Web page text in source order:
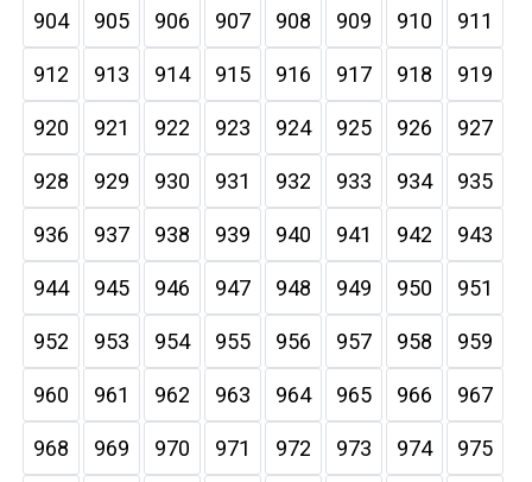
904 905 906 907 908 909 910 911
912 913 914 915 916 917 918 919
920 921 922 923 924 925 926 927
928 929 930 931 932 933 934 935
936 937 938 939 940 941 942 943
944 945 946 947 948 949 950 951
952 953 954 955 956 957 958 959
960 961 962 963 964 965 966 967
968 969 970 971 972 973 974 975